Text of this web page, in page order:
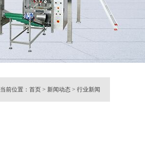
当前位置： 首页 > 新闻动态 > 行业新闻